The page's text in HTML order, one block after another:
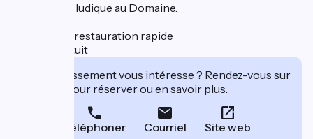
une journée ludique au Domaine.
A proximité restauration rapide
Parking gratuit
Cet établissement vous intéresse ? Rendez-vous sur
leur site pour réserver ou en savoir plus.
Téléphoner Courriel Site web